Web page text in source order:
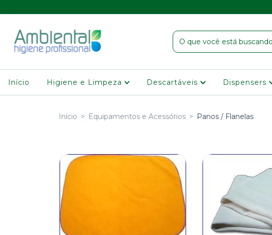
Início Higiene e Limpeza Descartáveis Dispensers
Início > Equipamentos e Acessórios > Panos / Flanelas